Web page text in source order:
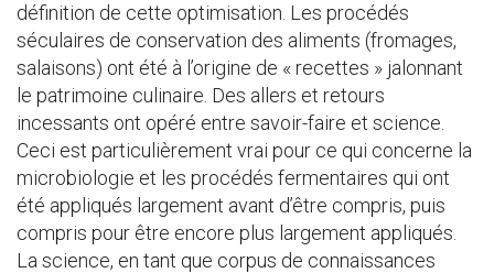
définition de cette optimisation. Les procédés
séculaires de conservation des aliments (fromages,
salaisons) ont été à l’origine de « recettes » jalonnant
le patrimoine culinaire. Des allers et retours
incessants ont opéré entre savoir-faire et science.
Ceci est particulièrement vrai pour ce qui concerne la
microbiologie et les procédés fermentaires qui ont
été appliqués largement avant d’être compris, puis
compris pour être encore plus largement appliqués.
La science, en tant que corpus de connaissances